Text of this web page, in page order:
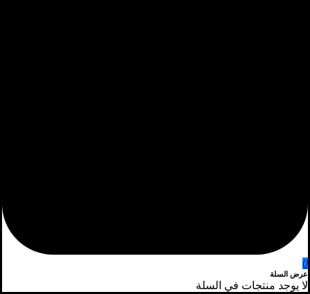
0
عرض السلة
لا يوجد منتجات في السلة